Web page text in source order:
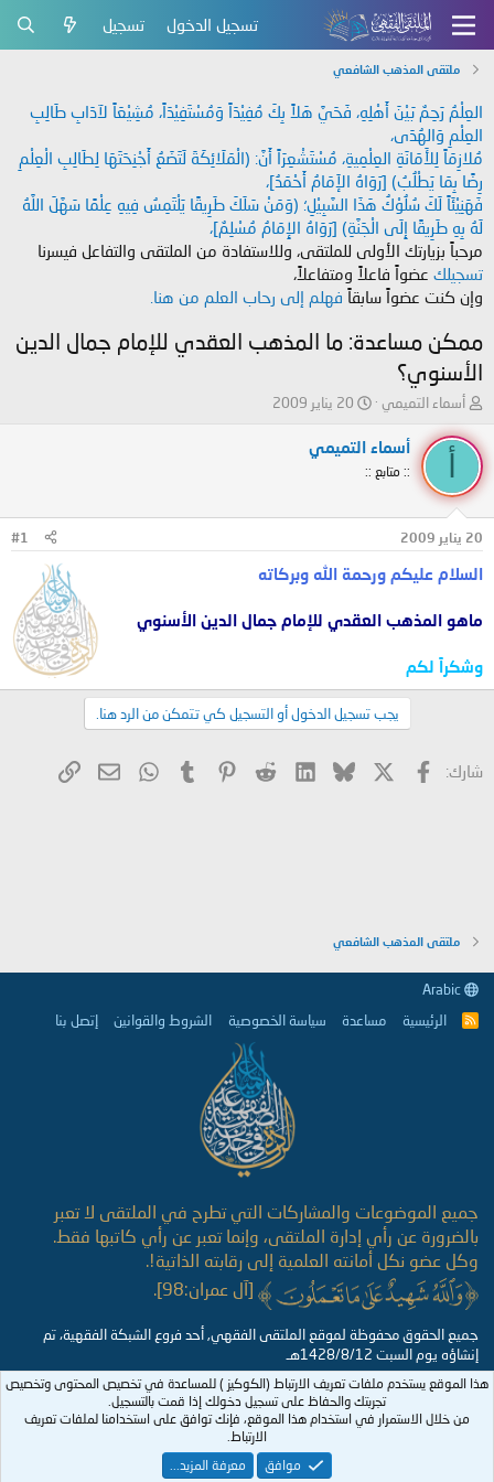
تسجيل الدخول تسجيل
ملتقى المذهب الشافعي
العِلْمُ رَحِمٌ بَيْنَ أَهْلِهِ، فَحَيَّ هَلاً بِكَ مُفِيْدَاً وَمُسْتَفِيْدَاً، مُشِيْعَاً لآدَابِ طَالِبِ
العِلْمِ وَالهُدَى،
مُلازِمَاً لِلأَمَانَةِ العِلْمِيةِ، مُسْتَشْعِرَاً أَنَّ: (الْمَلَائِكَةَ لَتَضَعُ أَجْنِحَتَهَا لِطَالِبِ الْعِلْمِ
رِضًا بِمَا يَطْلُبُ) [رَوَاهُ الإَمَامُ أَحْمَدُ]،
فَهَنِيْئَاً لَكَ سُلُوْكُ هَذَا السَّبِيْلِ؛ (وَمَنْ سَلَكَ طَرِيقًا يَلْتَمِسُ فِيهِ عِلْمًا سَهَّلَ اللَّهُ
لَهُ بِهِ طَرِيقًا إِلَى الْجَنَّةِ) [رَوَاهُ الإِمَامُ مُسْلِمٌ]،
مرحباً بزيارتك الأولى للملتقى، وللاستفادة من الملتقى والتفاعل فيسرنا
تسجيلك عضواً فاعلاً ومتفاعلاً،
وإن كنت عضواً سابقاً فهلم إلى رحاب العلم من هنا.
ممكن مساعدة: ما المذهب العقدي للإمام جمال الدين
الأسنوي؟
ب
د
ل
م
و
و
أسماء التميمي
ت
ر
ل
ء
20 يناير 2009
أسماء التميمي
:: متابع ::
20 يناير 2009 #1
السلام عليكم ورحمة الله وبركاته
ماهو المذهب العقدي للإمام جمال الدين الأسنوي
وشكراً لكم
يجب تسجيل الدخول أو التسجيل كي تتمكن من الرد هنا.
شارك: فيسبوك Bluesky
LinkedIn
Reddit
Pinterest
Tumblr
WhatsApp
البريد
ملتقى المذهب الشافعي
R
الرئيسية مساعدة سياسة الخصوصية الشروط والقوانين إتصل بنا
جميع الموضوعات والمشاركات التي تطرح في الملتقى لا تعبر
بالضرورة عن رأي إدارة الملتقى، وإنما تعبر عن رأي كاتبها فقط.
وكل عضو نكل أمانته العلمية إلى رقابته الذاتية!.
[آل عمران:98].
جميع الحقوق محفوظة لموقع الملتقى الفقهي, أحد فروع الشبكة الفقهية، تم
إنشاؤه يوم السبت 1428/8/12هـ
هذا الموقع يستخدم ملفات تعريف الارتباط (الكوكيز ) للمساعدة في تخصيص المحتوى وتخصيص
تجربتك والحفاظ على تسجيل دخولك إذا قمت بالتسجيل.
من خلال الاستمرار في استخدام هذا الموقع، فإنك توافق على استخدامنا لملفات تعريف
الارتباط.
موافق
معرفة المزيد...